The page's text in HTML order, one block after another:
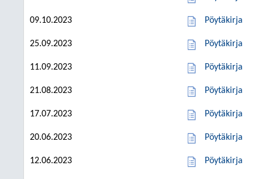
09.10.2023 Pöytäkirja
25.09.2023 Pöytäkirja
11.09.2023 Pöytäkirja
21.08.2023 Pöytäkirja
17.07.2023 Pöytäkirja
20.06.2023 Pöytäkirja
12.06.2023 Pöytäkirja